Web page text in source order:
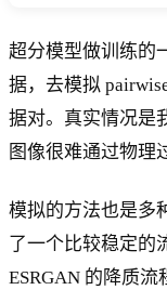
超分模型做训练的
据，去模拟
据对。真实情况是
图像很难通过物理
模拟的方法也是多
了一个比较稳定的
ESRGAN 的降质